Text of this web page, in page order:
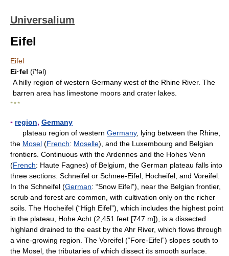
Universalium
Eifel
Eifel
Ei·fel (īʹfəl)
A hilly region of western Germany west of the Rhine River. The
barren area has limestone moors and crater lakes.
* * *
▪ region, Germany
plateau region of western Germany, lying between the Rhine,
the Mosel (French: Moselle), and the Luxembourg and Belgian
frontiers. Continuous with the Ardennes and the Hohes Venn
(French: Haute Fagnes) of Belgium, the German plateau falls into
three sections: Schneifel or Schnee-Eifel, Hocheifel, and Voreifel.
In the Schneifel (German: “Snow Eifel”), near the Belgian frontier,
scrub and forest are common, with cultivation only on the richer
soils. The Hocheifel (“High Eifel”), which includes the highest point
in the plateau, Hohe Acht (2,451 feet [747 m]), is a dissected
highland drained to the east by the Ahr River, which flows through
a vine-growing region. The Voreifel (“Fore-Eifel”) slopes south to
the Mosel, the tributaries of which dissect its smooth surface.